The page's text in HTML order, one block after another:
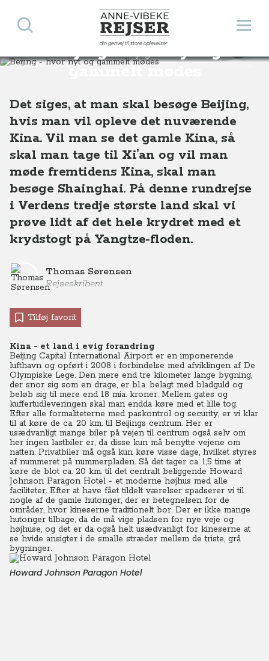
Anne-Vibeke Rejser
din genvej til store oplevelser
Åbn
Søg
Beijing - hvor nyt og
gammelt mødes
Destinationer Asien Kina Beijing - hvor nyt og gammelt mødes
Det siges, at man skal besøge Beijing,
hvis man vil opleve det nuværende
Kina. Vil man se det gamle Kina, så
skal man tage til Xi’an og vil man
møde fremtidens Kina, skal man
besøge Shainghai. På denne rundrejse
i Verdens tredje største land skal vi
prøve lidt af det hele krydret med et
krydstogt på Yangtze-floden.
Thomas Sørensen
Rejseskribent
Tilføj favorit
Kina - et land i evig forandring
Beijing Capital International Airport er en imponerende
lufthavn og opført i 2008 i forbindelse med afviklingen af De
Olympiske Lege. Den mere end tre kilometer lange bygning,
der snor sig som en drage, er bl.a. belagt med bladguld og
beløb sig til mere end 18 mia. kroner. Mellem gates og
kuffertudleveringen skal man endda køre med et lille tog.
Efter alle formaliteterne med paskontrol og security, er vi klar
til at køre de ca. 20 km. til Beijings centrum. Her er
usædvanligt mange biler på vejen til centrum også selv om
her ingen lastbiler er, da disse kun må benytte vejene om
natten. Privatbiler må også kun køre visse dage, hvilket styres
af nummeret på nummerpladen. Så det tager ca. 1,5 time at
køre de blot ca. 20 km. til det centralt beliggende Howard
Johnson Paragon Hotel - et moderne højhus med alle
faciliteter. Efter at have fået tildelt værelser spadserer vi til
nogle af de gamle hutonger, der er betegnelsen for de
områder, hvor kineserne traditionelt bor. Der er ikke mange
hutonger tilbage, da de må vige pladsen for nye veje og
højhuse, og det er da også helt usædvanligt for kineserne at
se hvide ansigter i de smalle stræder mellem de triste, grå
bygninger.
Howard Johnson Paragon Hotel